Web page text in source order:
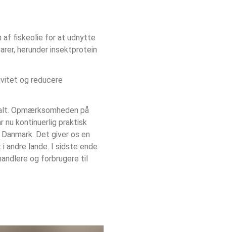
af fiskeolie for at udnytte
herunder insektprotein
og reducere
Opmærksomheden på
nu kontinuerlig praktisk
Det giver os en
andre lande. I sidste ende
og forbrugere til